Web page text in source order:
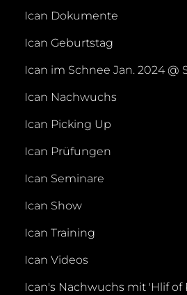
Ican Dokumente
Ican Geburtstag
Ican im Schnee Jan. 2024 @
Ican Nachwuchs
Ican Picking Up
Ican Prüfungen
Ican Seminare
Ican Show
Ican Training
Ican Videos
Ican's Nachwuchs mit 'Hlif